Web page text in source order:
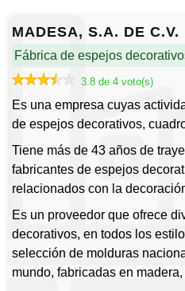
MADESA, S.A. DE C.V.
Fábrica de espejos
3.8 de 4 voto(s)
Es una empresa cuyas
de espejos decorativos,
Tiene más de 43 años de
fabricantes de espejos
relacionados con la
Es un proveedor que ofrece
decorativos, en todos los
selección de molduras
mundo, fabricadas en